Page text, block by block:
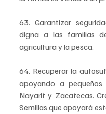
63. Garantizar
digna a las familias
agricultura y la pesca.
64. Recuperar la
apoyando a
Nayarit y Zacatecas.
Semillas que apoyará